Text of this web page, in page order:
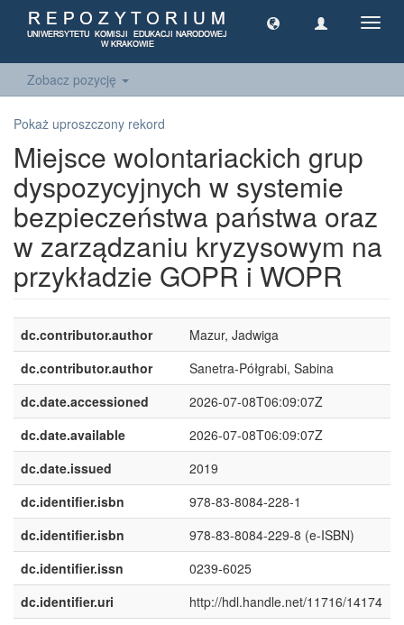
Zobacz pozycję
Pokaż uproszczony rekord
Miejsce wolontariackich grup
dyspozycyjnych w systemie
bezpieczeństwa państwa oraz
w zarządzaniu kryzysowym na
przykładzie GOPR i WOPR
dc.contributor.author
Mazur, Jadwiga
dc.contributor.author
Sanetra-Półgrabi, Sabina
dc.date.accessioned
2026-07-08T06:09:07Z
dc.date.available
2026-07-08T06:09:07Z
dc.date.issued
2019
dc.identifier.isbn
978-83-8084-228-1
dc.identifier.isbn
978-83-8084-229-8 (e-ISBN)
dc.identifier.issn
0239-6025
dc.identifier.uri
http://hdl.handle.net/11716/14174